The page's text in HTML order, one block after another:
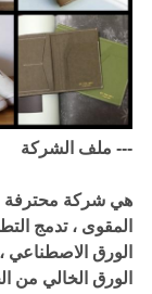
--- ملف الشركة
هي شركة محترفة
المقوى ، تدمج